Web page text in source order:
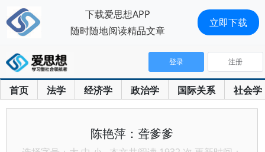
首页 法学 经济学 政治学 国际关系 社会学
登录 注册
陈艳萍：聋爹爹
下载爱思想APP
随时随地阅读精品文章
立即下载